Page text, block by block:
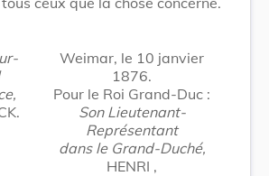
Weimar, le 10 janvier
1876.
Pour le Roi Grand-Duc :
Son Lieutenant-
Représentant
dans le Grand-Duché,
HENRI ,